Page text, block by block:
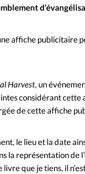
affiche publicitaire
Harvest, un
considérant cette
de cette affiche
le lieu et la date
la représentation de
que je tiens, il